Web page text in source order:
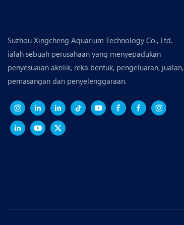
Suzhou Xingcheng Aquarium Technology Co., Ltd.
ialah sebuah perusahaan yang menyepadukan
penyesuaian akrilik, reka bentuk, pengeluaran, jualan,
pemasangan dan penyelenggaraan.